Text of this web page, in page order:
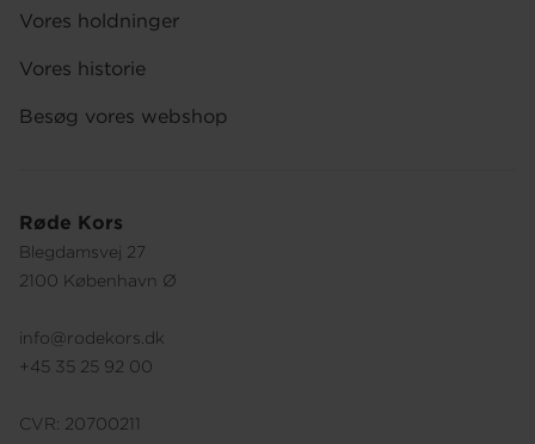
Røde Kors
Blegdamsvej 27
2100 København Ø
info@rodekors.dk
+45 35 25 92 00
CVR: 20700211
Vores holdninger
Vores historie
Besøg vores webshop